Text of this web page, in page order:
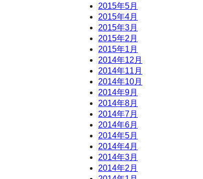
2015年5月
2015年4月
2015年3月
2015年2月
2015年1月
2014年12月
2014年11月
2014年10月
2014年9月
2014年8月
2014年7月
2014年6月
2014年5月
2014年4月
2014年3月
2014年2月